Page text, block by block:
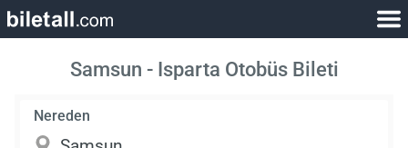
Samsun - Isparta Otobüs Bileti
Nereden